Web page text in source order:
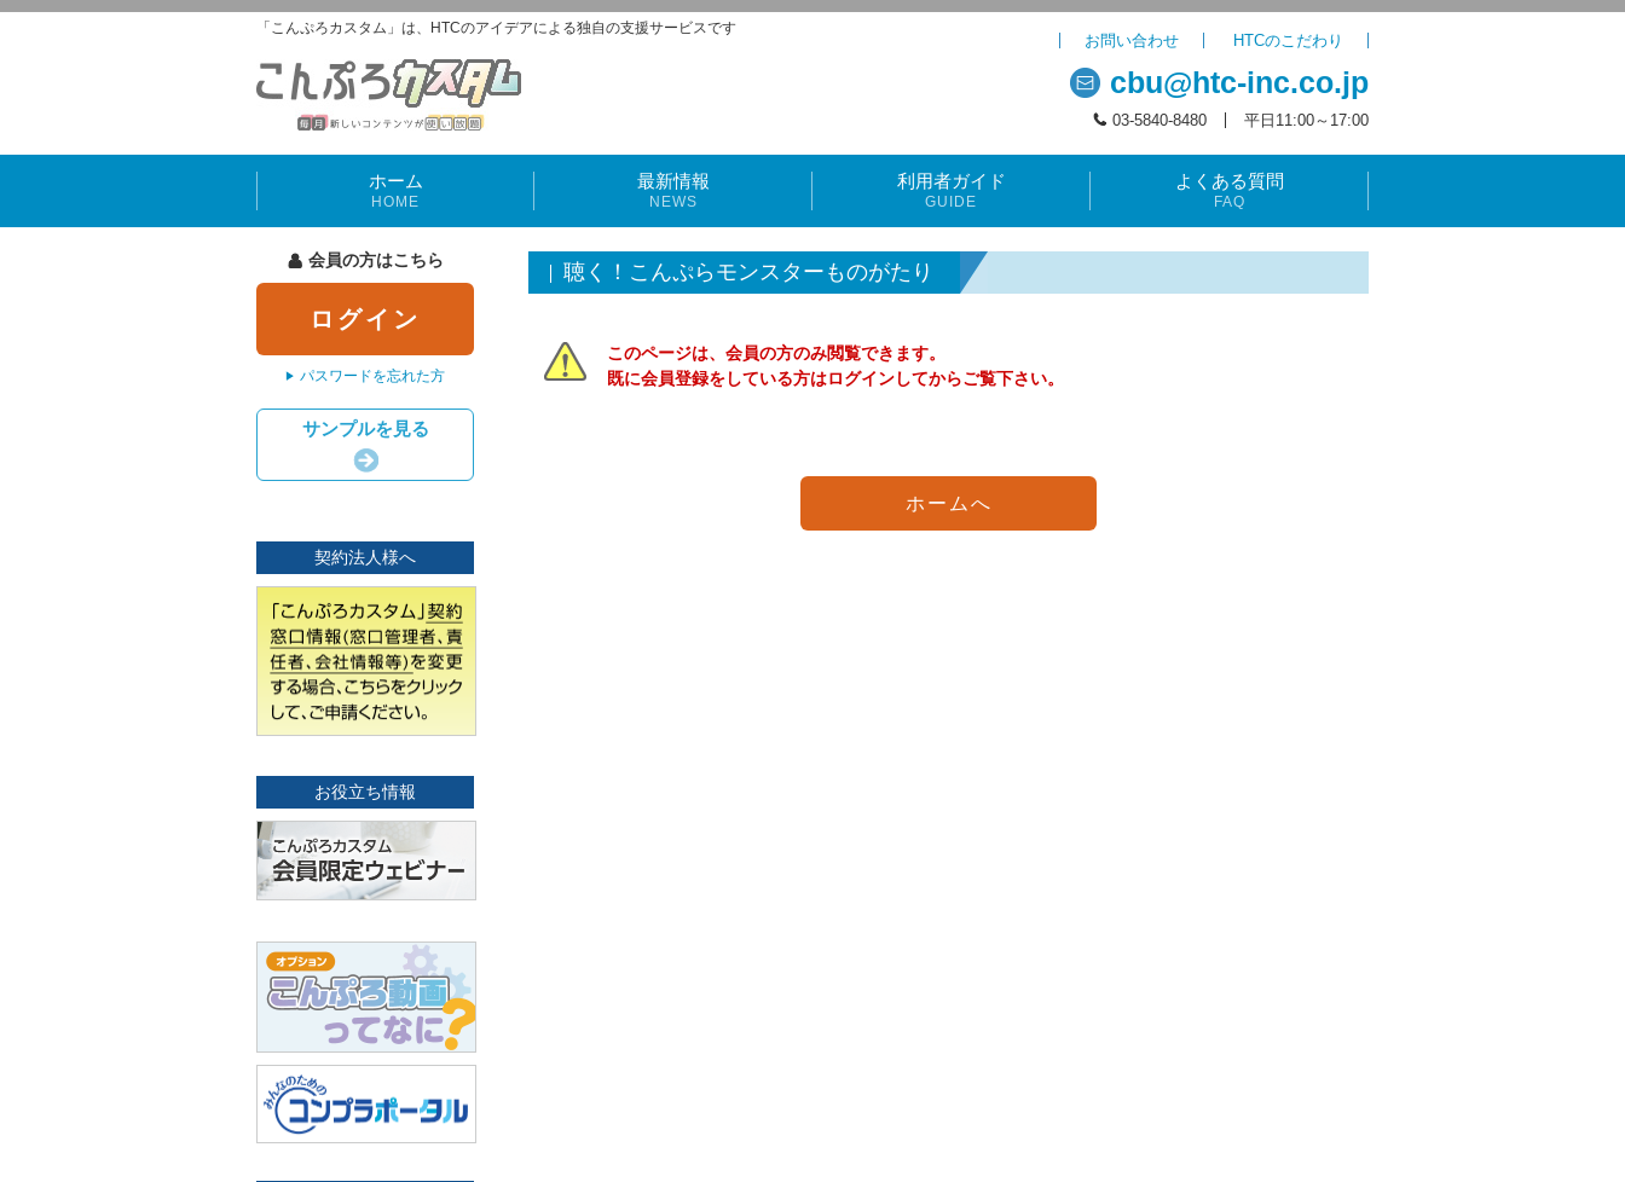
「こんぷろカスタム」は、HTCのアイデアによる独自の支援サービスです
お問い合わせ HTCのこだわり
cbu@htc-inc.co.jp
03-5840-8480 平日11:00～17:00
ホーム
HOME
最新情報
NEWS
利用者ガイド
GUIDE
よくある質問
FAQ
会員の方はこちら
ログイン
パスワードを忘れた方
サンプルを見る
契約法人様へ
お役立ち情報
聴く！こんぷらモンスターものがたり
このページは、会員の方のみ閲覧できます。
既に会員登録をしている方はログインしてからご覧下さい。
ホームへ